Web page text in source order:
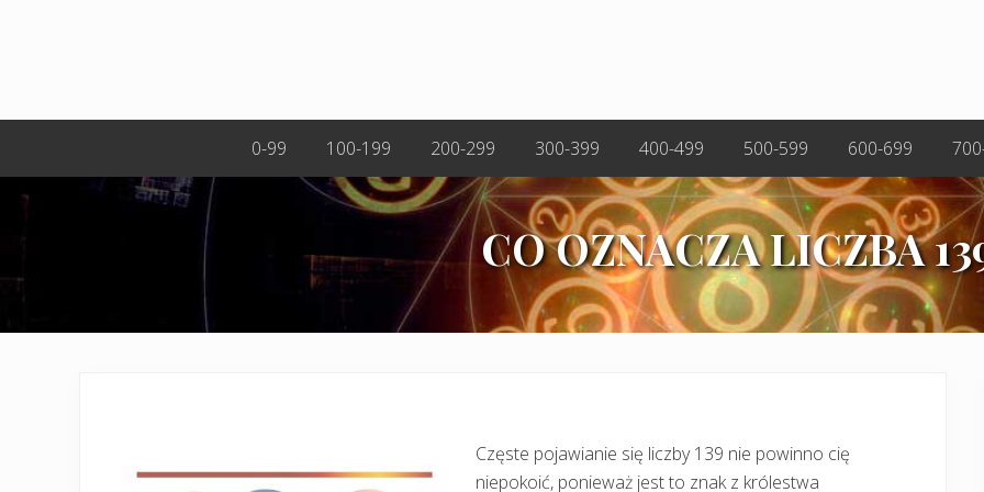
0-99 100-199 200-299 300-399 400-499 500-599 600-699
CO OZNACZA LICZBA
Częste pojawianie się liczby 139 nie powinno cię
niepokoić, ponieważ jest to znak z królestwa